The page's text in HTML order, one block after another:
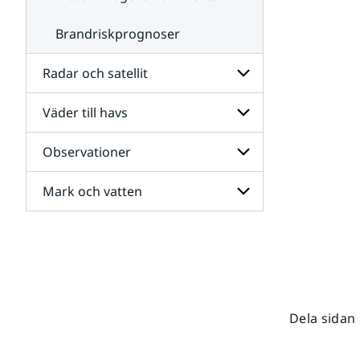
Brandriskprognoser
Radar och satellit
Undersidor
för
Radar
och
satellit
Väder till havs
Undersidor
för
Väder
till
havs
Observationer
Undersidor
för
Mark och vatten
Dela sidan